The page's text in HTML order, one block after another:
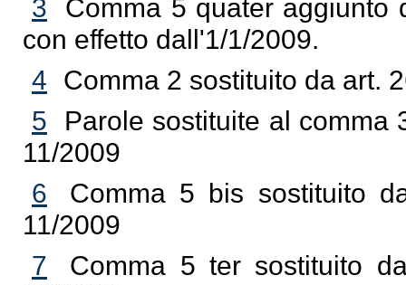
3
Comma 5 quater aggiunto
con effetto dall'1/1/2009.
4 Comma 2 sostituito da art.
5
Parole sostituite al comma
11/2009
6
Comma 5 bis sostituito
11/2009
7
Comma 5 ter sostituito